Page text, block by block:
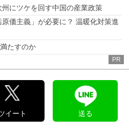
にツケを回す中国の産業政策
価主義」が必要に？ 温暖化対策進
たすのか
PR
イート 送る